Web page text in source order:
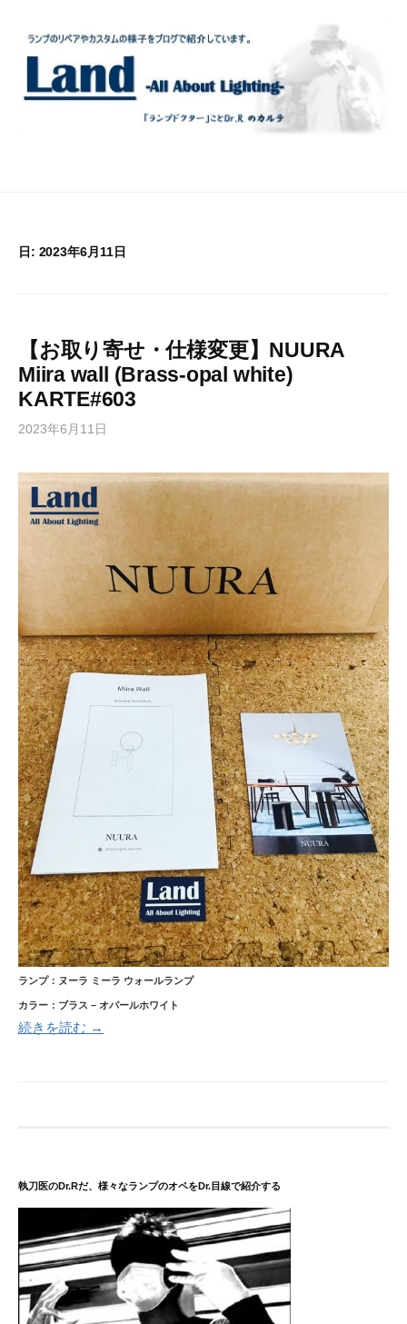
日: 2023年6月11日
【お取り寄せ・仕様変更】NUURA
Miira wall (Brass-opal white)
KARTE#603
2023年6月11日
ランプ：ヌーラ ミーラ ウォールランプ
カラー：ブラス – オパールホワイト
続きを読む →
執刀医のDr.Rだ、様々なランプのオペをDr.目線で紹介する